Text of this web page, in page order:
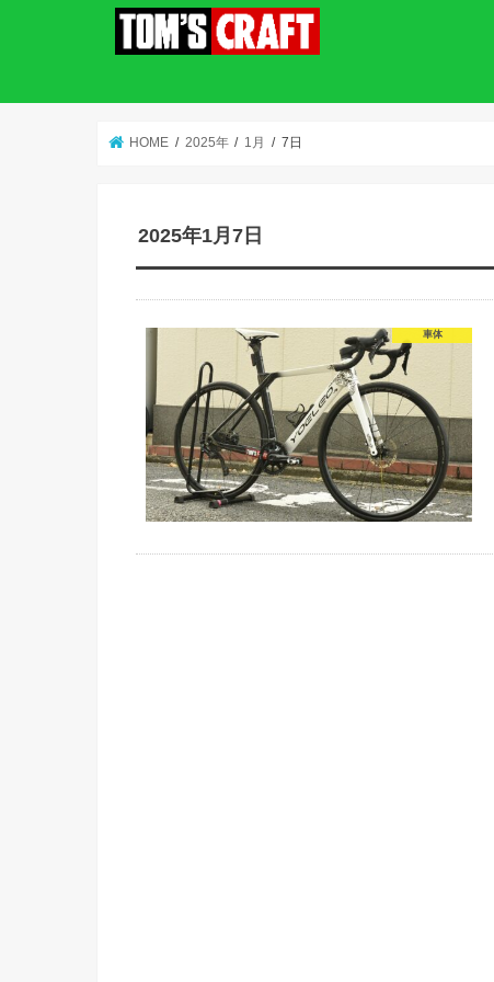
HOME 2025年 1月 7日
2025年1月7日
車体